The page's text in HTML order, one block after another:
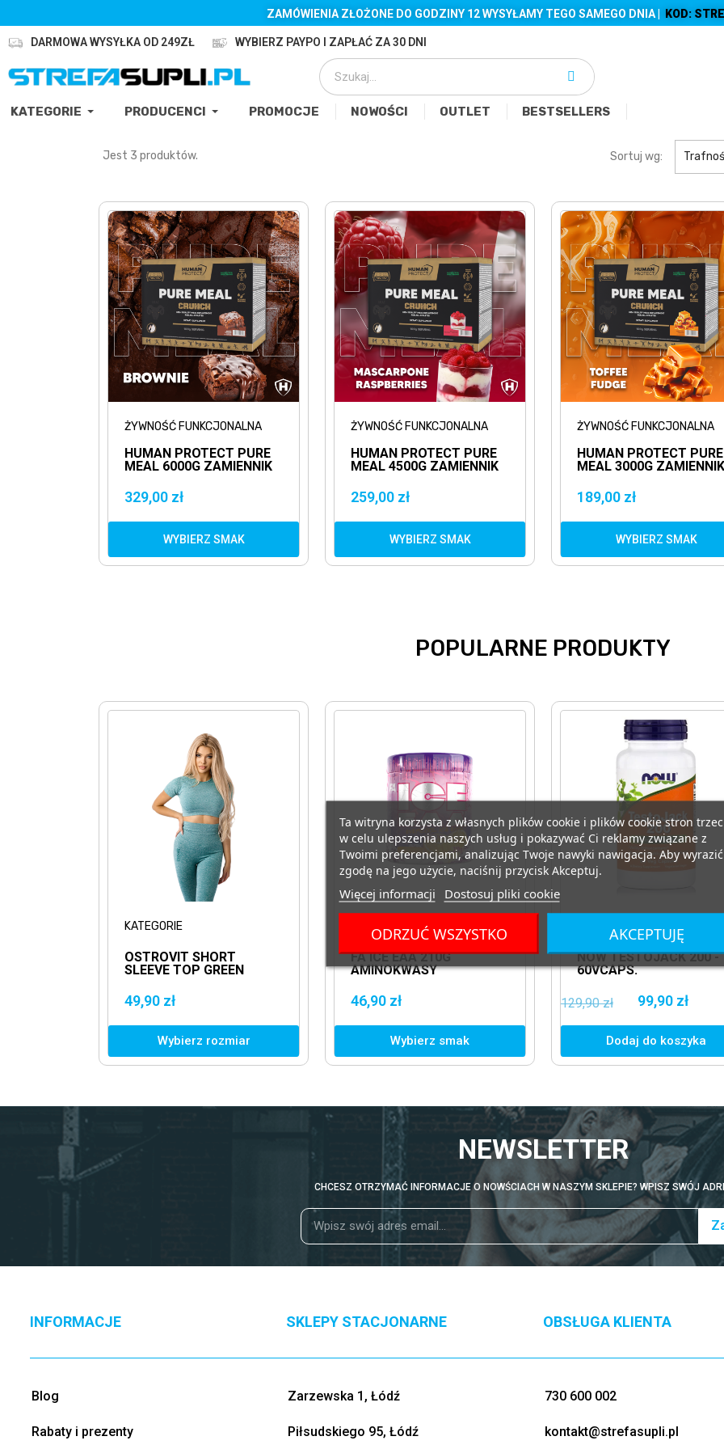
ZAMÓWIENIA ZŁOŻONE DO GODZINY 12 WYSYŁAMY TEGO SAMEGO DNIA | KOD:
DARMOWA WYSYŁKA OD 249ZŁ WYBIERZ PAYPO I ZAPŁAĆ ZA 30 DNI
KATEGORIE PRODUCENCI PROMOCJE NOWOŚCI OUTLET BESTSELLERS
Jest 3 produktów. Sortuj wg:
ŻYWNOŚĆ FUNKCJONALNA
HUMAN PROTECT PURE
MEAL 6000G ZAMIENNIK
329,00 zł
WYBIERZ SMAK
ŻYWNOŚĆ FUNKCJONALNA
HUMAN PROTECT PURE
MEAL 4500G ZAMIENNIK
259,00 zł
WYBIERZ SMAK
ŻYWNOŚĆ FUNKCJONALNA
HUMAN PROTECT PURE
MEAL 3000G ZAMIENNIK
189,00 zł
WYBIERZ SMAK
POPULARNE PRODUKTY
KATEGORIE
OSTROVIT SHORT
SLEEVE TOP GREEN
TOP Z KRÓTKIM
RĘKAWEM
49,90 zł
Wybierz rozmiar
AMINOKWASY
FA ICE EAA 210G
AMINOKWASY
46,90 zł
Wybierz smak
KATEGORIE
NOW TESTOJACK 200 -
60VCAPS.
129,90 zł 99,90 zł
Dodaj do koszyka
NEWSLETTER
CHCESZ OTRZYMAĆ INFORMACJE O NOWŚCIACH W NASZYM SKLEPIE? WPISZ SWÓJ
INFORMACJE
Blog
Rabaty i prezenty
SKLEPY STACJONARNE
Zarzewska 1, Łódź
Piłsudskiego 95, Łódź
OBSŁUGA KLIENTA
730 600 002
kontakt@strefasupli.pl
Ta witryna korzysta z własnych plików cookie i plików cookie stron
w celu ulepszenia naszych usług i pokazywać Ci reklamy związane z
Twoimi preferencjami, analizując Twoje nawyki nawigacja. Aby wyrazić
zgodę na jego użycie, naciśnij przycisk Akceptuj.
Więcej informacji Dostosuj pliki cookie
ODRZUĆ WSZYSTKO AKCEPTUJĘ